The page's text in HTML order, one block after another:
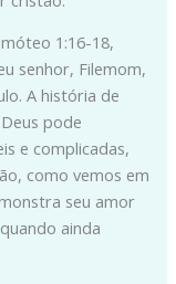
1:16-18,
senhor, Filemom,
A história de
pode
e complicadas,
como vemos em
seu amor
ainda